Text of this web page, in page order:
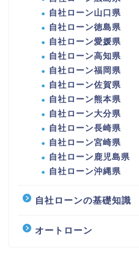
自社ローン山口県
自社ローン徳島県
自社ローン愛媛県
自社ローン高知県
自社ローン福岡県
自社ローン佐賀県
自社ローン熊本県
自社ローン大分県
自社ローン長崎県
自社ローン宮崎県
自社ローン鹿児島県
自社ローン沖縄県
自社ローンの基礎知識
オートローン